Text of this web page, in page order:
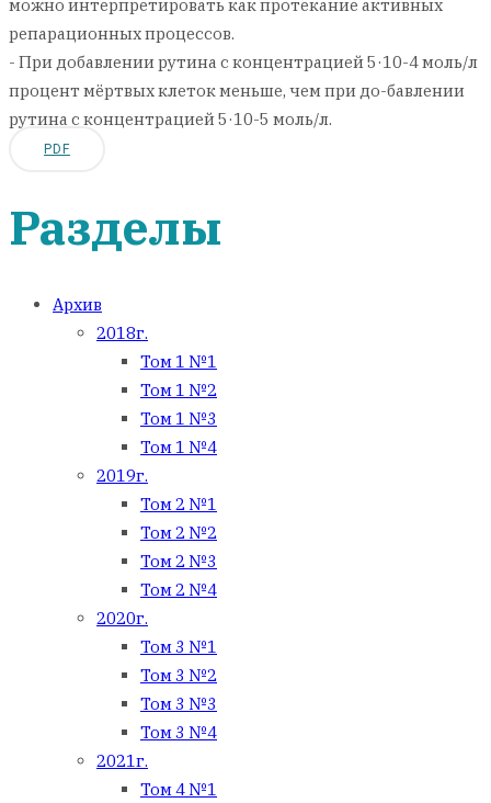
можно интерпретировать как протекание активных
репарационных процессов.
- При добавлении рутина с концентрацией 5·10-4 моль/л
процент мёртвых клеток меньше, чем при до-бавлении
рутина с концентрацией 5·10-5 моль/л.
PDF
Разделы
Архив
2018г.
Том 1 №1
Том 1 №2
Том 1 №3
Том 1 №4
2019г.
Том 2 №1
Том 2 №2
Том 2 №3
Том 2 №4
2020г.
Том 3 №1
Том 3 №2
Том 3 №3
Том 3 №4
2021г.
Том 4 №1